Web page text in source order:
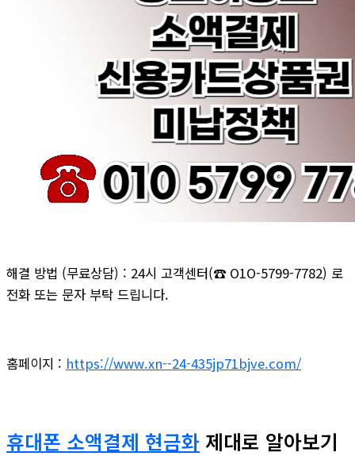
해결 방법 (무료상담) : 24시 고객센터(☎ O1O-5799-7782) 로
전화 또는 문자 부탁 드립니다.
홈페이지 : https://www.xn--24-435jp71bjve.com/
휴대폰 소액결제 현금화 제대로 알아보기